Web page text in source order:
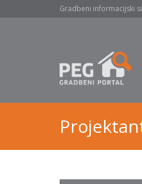
Gradbeni informacijski